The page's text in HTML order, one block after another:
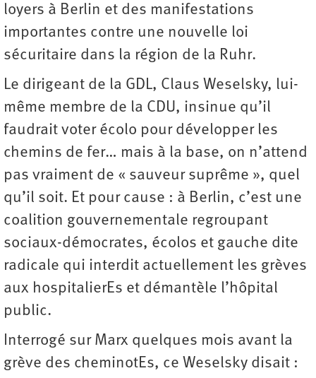
loyers à Berlin et des manifestations
importantes contre une nouvelle loi
sécuritaire dans la région de la Ruhr.
Le dirigeant de la GDL, Claus Weselsky, lui-
même membre de la CDU, insinue qu’il
faudrait voter écolo pour développer les
chemins de fer… mais à la base, on n’attend
pas vraiment de « sauveur suprême », quel
qu’il soit. Et pour cause : à Berlin, c’est une
coalition gouvernementale regroupant
sociaux-démocrates, écolos et gauche dite
radicale qui interdit actuellement les grèves
aux hospitalierEs et démantèle l’hôpital
public.
Interrogé sur Marx quelques mois avant la
grève des cheminotEs, ce Weselsky disait :